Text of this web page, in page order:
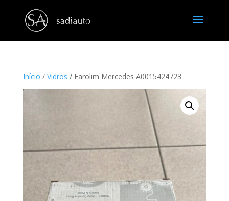
Início / Vidros / Farolim Mercedes A0015424723